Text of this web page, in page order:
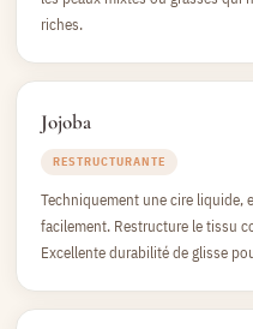
riches.
Jojoba
RESTRUCTURANTE
Techniquement une cire liquide,
facilement. Restructure le tissu
Excellente durabilité de glisse